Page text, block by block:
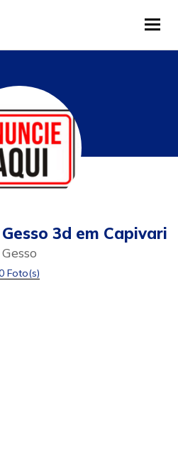
3d em Capivari
Gesso
Foto(s)